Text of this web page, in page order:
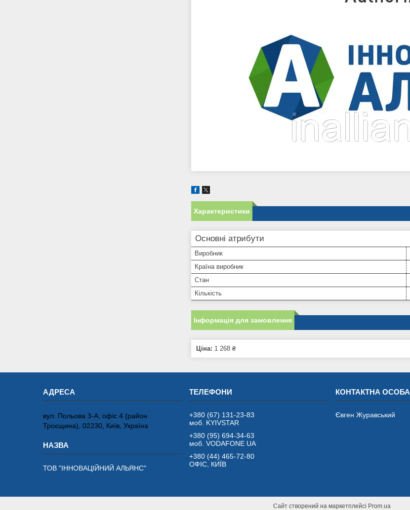
Характеристики
Основні атрибути
Виробник
Країна виробник
Стан
Кількість
Інформація для замовлення
Ціна: 1 268 ₴
вул. Польова 3-А, офіс 4 (район
Троєщина), 02230, Київ, Україна
ТОВ "ІННОВАЦІЙНИЙ АЛЬЯНС"
+380 (67) 131-23-83
моб. KYIVSTAR
+380 (95) 694-34-63
моб. VODAFONE UA
+380 (44) 465-72-80
ОФІС, КИЇВ
Євген Журавський
Сайт створений на маркетплейсі Prom.ua